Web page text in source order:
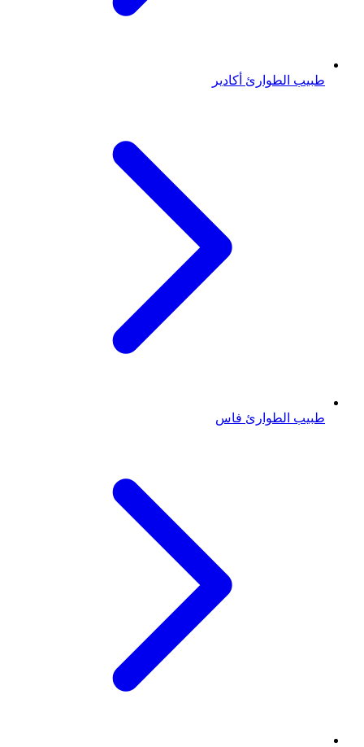
طبيب الطوارئ أكادير
طبيب الطوارئ فاس